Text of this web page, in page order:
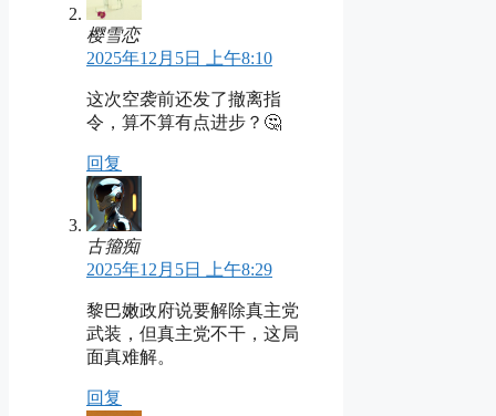
樱雪恋
2025年12月5日 上午8:10
这次空袭前还发了撤离指
令，算不算有点进步？🤔
回复
古籀痴
2025年12月5日 上午8:29
黎巴嫩政府说要解除真主党
武装，但真主党不干，这局
面真难解。
回复